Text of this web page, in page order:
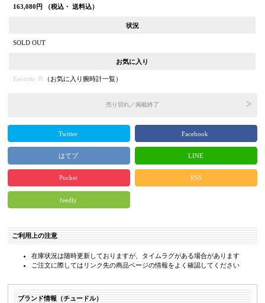
163,080 円 （税込・ 送料込）
状況
SOLD OUT
お気に入り
Favorite （お気に入り腕時計一覧）
売り切れ／掲載終了
Twitter Facebook
はてブ LINE
Pocket RSS
feedly
ご利用上の注意
在庫状況は随時更新しておりますが、タイムラグがある場合があります
ご注文に際してはリンク先の商品ページの情報をよく確認してください
ブランド情報（チュードル）